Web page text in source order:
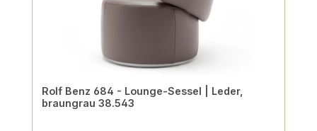
Rolf Benz 684 - Lounge-Sessel | Leder,
braungrau 38.543